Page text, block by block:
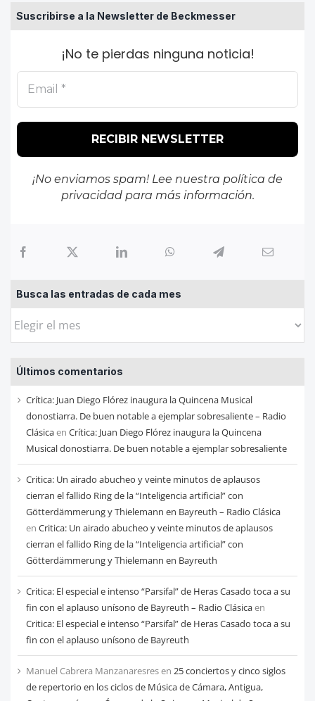
Suscribirse a la Newsletter de Beckmesser
¡No te pierdas ninguna noticia!
¡No enviamos spam! Lee nuestra política de
privacidadpara más información.
Busca las entradas de cada mes
Busca
entradas
de
cada
mes
Últimos comentarios
Crítica: Juan Diego Flórez inaugura la Quincena Musical
donostiarra. De buen notable a ejemplar sobresaliente – Radio
Clásicaen Crítica: Juan Diego Flórez inaugura la Quincena
Musical donostiarra. De buen notable a ejemplar sobresaliente
Critica: Un airado abucheo y veinte minutos de aplausos
cierran el fallido Ring de la “Inteligencia artificial” con
Götterdämmerung y Thielemann en Bayreuth – Radio Clásica
en Critica: Un airado abucheo y veinte minutos de aplausos
cierran el fallido Ring de la “Inteligencia artificial” con
Götterdämmerung y Thielemann en Bayreuth
Critica: El especial e intenso “Parsifal” de Heras Casado toca a su
fin con el aplauso unísono de Bayreuth – Radio Clásicaen
Critica: El especial e intenso “Parsifal” de Heras Casado toca a su
fin con el aplauso unísono de Bayreuth
Manuel Cabrera Manzanaresresen 25 conciertos y cinco siglos
de repertorio en los ciclos de Música de Cámara, Antigua,